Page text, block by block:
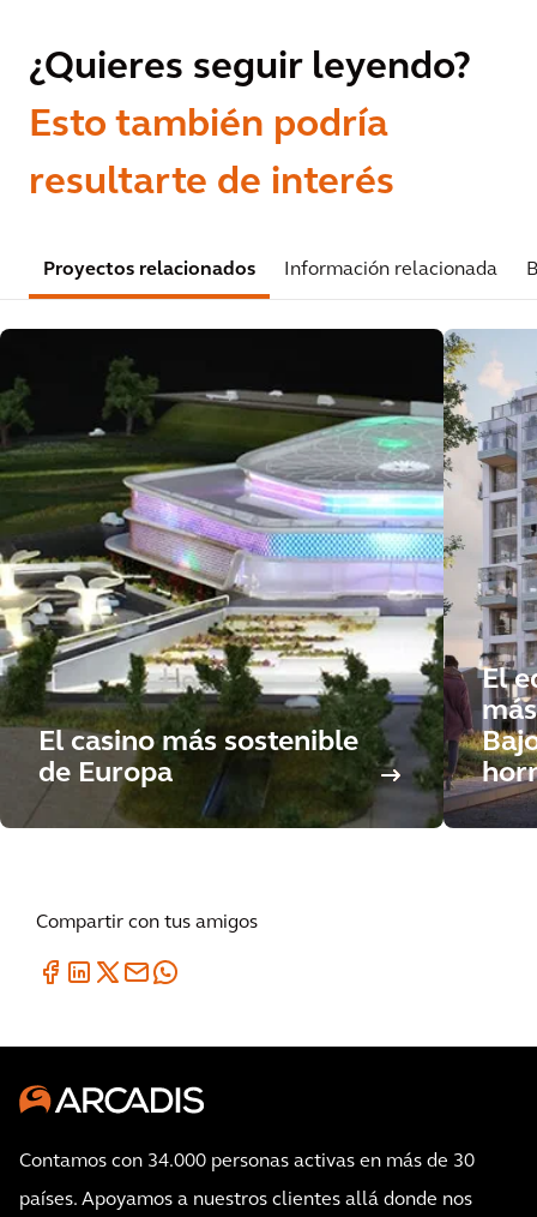
¿Quieres seguir leyendo?
Esto también podría
resultarte de interés
Proyectos relacionados Información relacionada
El casino más sostenible
de Europa
El
Compartir con tus amigos
Contamos con 34.000 personas activas en más de 30
países. Apoyamos a nuestros clientes allá donde nos